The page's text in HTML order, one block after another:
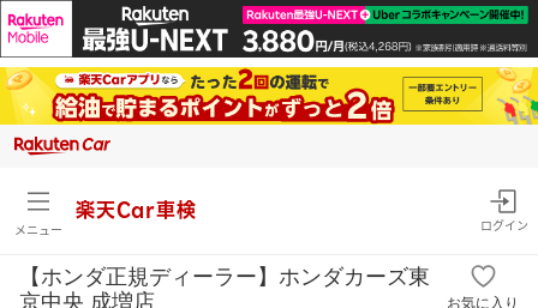
メニュー
楽天Car車検
ログイン
【ホンダ正規ディーラー】ホンダカーズ東
京中央 成増店
お気に入り